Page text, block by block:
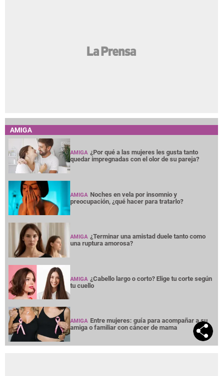
AMIGA
AMIGA ¿Por qué a las mujeres les gusta tanto
quedar impregnadas con el olor de su pareja?
AMIGA Noches en vela por insomnio y
preocupación, ¿qué hacer para tratarlo?
AMIGA ¿Terminar una amistad duele tanto como
una ruptura amorosa?
AMIGA ¿Cabello largo o corto? Elige tu corte según
tu cuello
AMIGA Entre mujeres: guía para acompañar a su
amiga o familiar con cáncer de mama